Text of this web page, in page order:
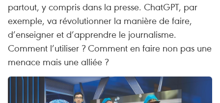
partout, y compris dans la presse. ChatGPT, par
exemple, va révolutionner la manière de faire,
d’enseigner et d’apprendre le journalisme.
Comment l’utiliser ? Comment en faire non pas une
menace mais une alliée ?